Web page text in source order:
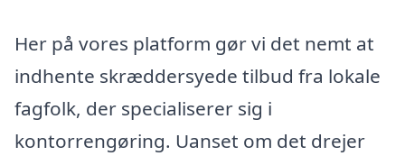
Her på vores platform gør vi det nemt at
indhente skræddersyede tilbud fra lokale
fagfolk, der specialiserer sig i
kontorrengøring. Uanset om det drejer